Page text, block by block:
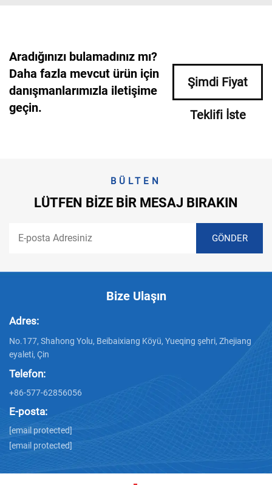
Aradığınızı bulamadınız mı?
Daha fazla mevcut ürün için
danışmanlarımızla iletişime
geçin.
Şimdi Fiyat
Teklifi İste
BÜLTEN
LÜTFEN BIZE BIR MESAJ BIRAKIN
Bize Ulaşın
Adres:
No.177, Shahong Yolu, Beibaixiang Köyü, Yueqing şehri, Zhejiang
eyaleti, Çin
Telefon:
+86-577-62856056
E-posta:
[email protected]
[email protected]